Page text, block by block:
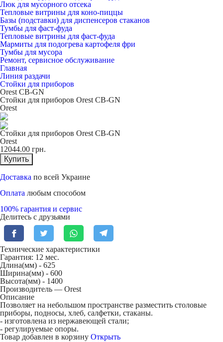
Люк для мусорного отсека
Тепловые витрины для коно-пиццы
Базы (подставки) для диспенсеров стаканов
Тумбы для фаст-фуда
Тепловые витрины для фаст-фуда
Мармиты для подогрева картофеля фри
Тумбы для мусора
Ремонт, сервисное обслуживание
Главная
Линия раздачи
Стойки для приборов
Orest CB-GN
Стойки для приборов Orest CB-GN
Orest
Стойки для приборов Orest CB-GN
Orest
12044.00 грн.
Купить
Доставка по всей Украине
Оплата любым способом
100% гарантия и сервис
Делитесь с друзьями
Технические характеристики
Гарантия: 12 мес.
Длина(мм) - 625
Ширина(мм) - 600
Высота(мм) - 1400
Производитель — Orest
Описание
Позволяет на небольшом пространстве разместить столовые
приборы, подносы, хлеб, салфетки, стаканы.
- изготовлена из нержавеющей стали;
- регулируемые опоры.
Товар добавлен в корзину Открыть